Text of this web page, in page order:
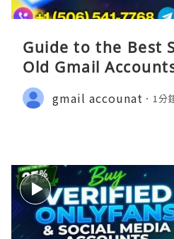
Guide to the Best
Old Gmail
gmail accounat 1分